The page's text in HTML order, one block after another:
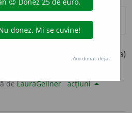
Care este (are direcția)
deLauraGellner acțiuni
Am donat deja.